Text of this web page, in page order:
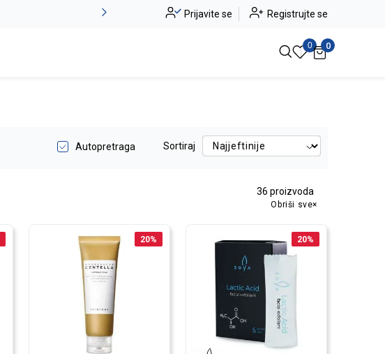
Alma Ras do -50% Pogledaj više
Prijavite se Registrujte se
0 0
Autopretraga Sortiraj
36 proizvoda
Obriši sve
20% 20%